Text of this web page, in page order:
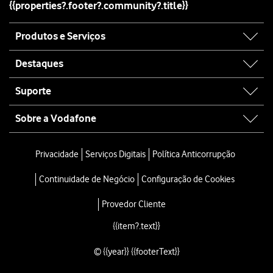
{{properties?.footer?.community?.title}}
map
Produtos e Serviços
Destaques
Suporte
Sobre a Vodafone
Privacidade Serviços Digitais Política Anticorrupção
Continuidade de Negócio Configuração de Cookies
Provedor Cliente
{{item?.text}}
© {{year}} {{footerText}}